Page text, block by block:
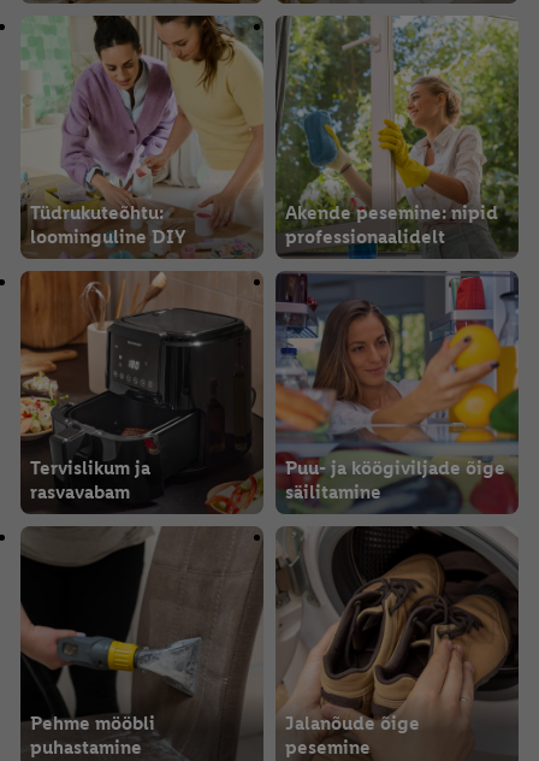
Tüdrukuteõhtu:
loominguline DIY
Akende pesemine: nipid
professionaalidelt
Tervislikum ja
rasvavabam
Puu- ja köögiviljade õige
säilitamine
Pehme mööbli
puhastamine
Jalanõude õige
pesemine